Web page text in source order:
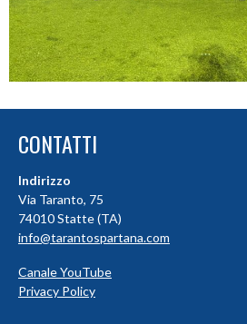
CONTATTI
Indirizzo
Via Taranto, 75
74010 Statte (TA)
info@tarantospartana.com
Canale YouTube
Privacy Policy